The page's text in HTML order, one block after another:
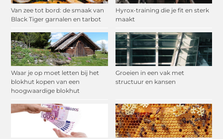
Van zee tot bord: de smaak van
Black Tiger garnalen en tarbot
Hyrox-training die je fit en sterk
maakt
Waar je op moet letten bij het
blokhut kopen van een
hoogwaardige blokhut
Groeien in een vak met
structuur en kansen